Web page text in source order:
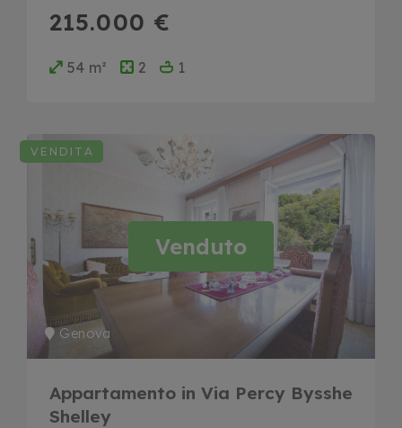
215.000 €
54 m² 2 1
VENDITA
Venduto
Genova
Appartamento in Via Percy Bysshe
Shelley